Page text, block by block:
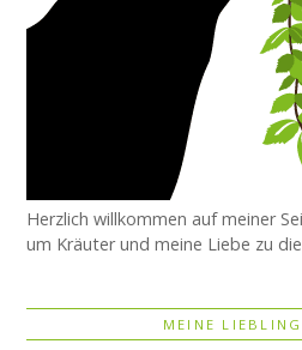
Herzlich willkommen auf meiner
um Kräuter und meine Liebe zu
MEINE